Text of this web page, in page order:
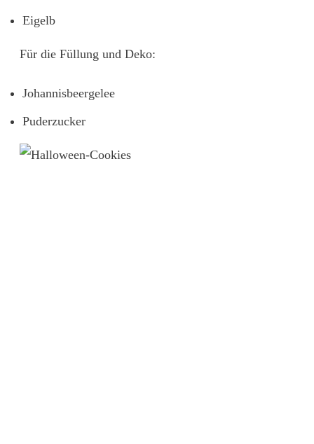
Eigelb
Für die Füllung und Deko:
Johannisbeergelee
Puderzucker